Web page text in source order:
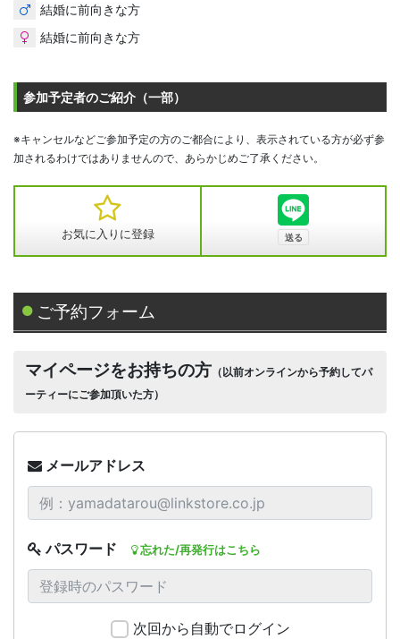
結婚に前向きな方
結婚に前向きな方
参加予定者のご紹介（一部）
※キャンセルなどご参加予定の方のご都合により、表示されている方が必ず参
加されるわけではありませんので、あらかじめご了承ください。
お気に入りに登録
ご予約フォーム
マイページをお持ちの方 （以前オンラインから予約してパ
ーティーにご参加頂いた方）
メールアドレス
パスワード 忘れた/再発行はこちら
次回から自動でログイン